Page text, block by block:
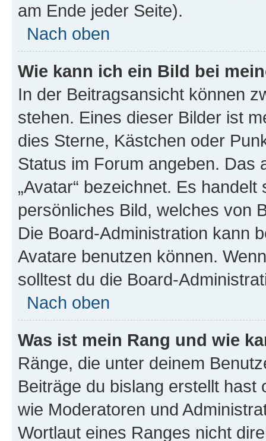
am Ende jeder Seite).
Nach oben
Wie kann ich ein Bild bei
In der Beitragsansicht können
stehen. Eines dieser Bilder ist
dies Sterne, Kästchen oder
Status im Forum angeben. Das
„Avatar“ bezeichnet. Es
persönliches Bild, welches von
Die Board-Administration kann
Avatare benutzen können.
solltest du die Board-
Nach oben
Was ist mein Rang und wie
Ränge, die unter deinem
Beiträge du bislang erstellt
wie Moderatoren und
Wortlaut eines Ranges nicht